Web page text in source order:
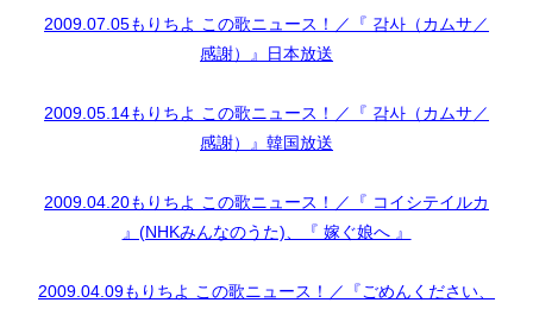
2009.07.05もりちよ この歌ニュース！／『 감사（カムサ／
感謝）』日本放送
2009.05.14もりちよ この歌ニュース！／『 감사（カムサ／
感謝）』韓国放送
2009.04.20もりちよ この歌ニュース！／『 コイシテイルカ
』(NHKみんなのうた)、『 嫁ぐ娘へ 』
2009.04.09もりちよ この歌ニュース！／『ごめんください、